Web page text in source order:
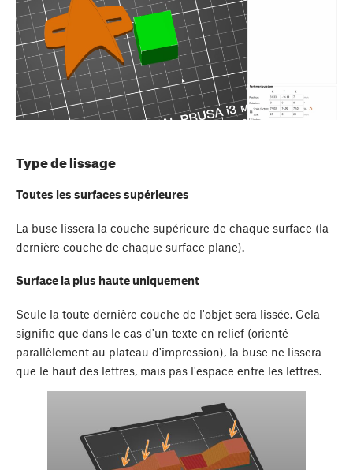
Type de lissage
Toutes les surfaces supérieures
La buse lissera la couche supérieure de chaque surface (la
dernière couche de chaque surface plane).
Surface la plus haute uniquement
Seule la toute dernière couche de l'objet sera lissée. Cela
signifie que dans le cas d'un texte en relief (orienté
parallèlement au plateau d'impression), la buse ne lissera
que le haut des lettres, mais pas l'espace entre les lettres.